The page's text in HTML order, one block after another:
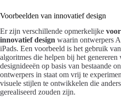
Voorbeelden van innovatief design
Er zijn verschillende opmerkelijke
innovatief design waarin ontwerpers
iPads. Een voorbeeld is het gebruik
algoritmes die helpen bij het genereren
designideeën op basis van bestaande
ontwerpers in staat om vrij te
visuele stijlen te ontwikkelen die
gerealiseerd zouden zijn.